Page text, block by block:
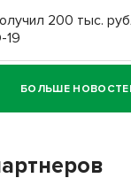
200 тыс.
19
наказал
в
БОЛЬШЕ